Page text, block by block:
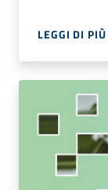
LEGGI DI PIÙ